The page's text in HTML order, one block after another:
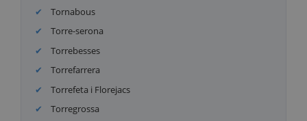
Tornabous
Torre-serona
Torrebesses
Torrefarrera
Torrefeta i Florejacs
Torregrossa